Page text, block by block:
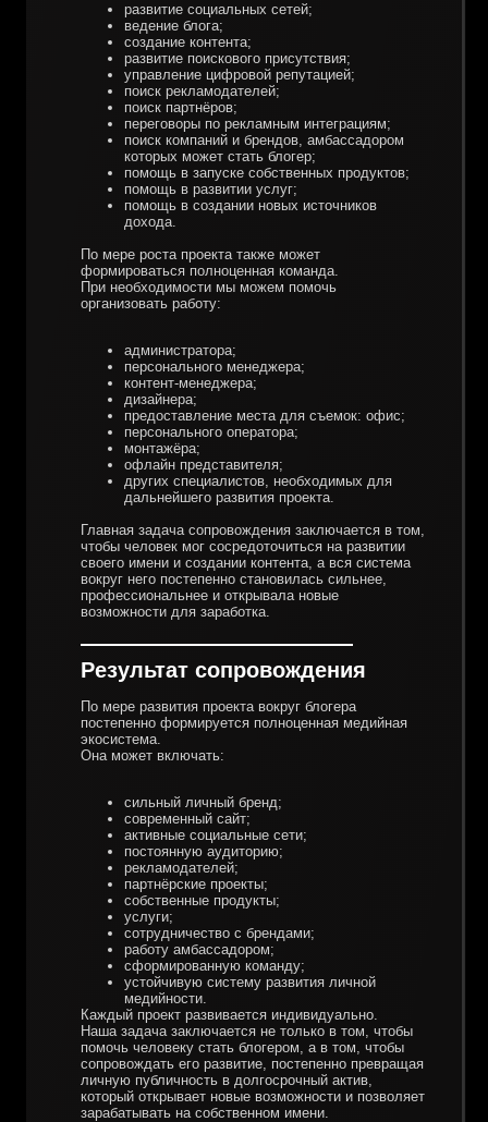
По мере развития проекта вокруг блогера
постепенно формируется полноценная медийная
экосистема.
Она может включать:
сильный личный бренд;
современный сайт;
активные социальные сети;
постоянную аудиторию;
рекламодателей;
партнёрские проекты;
собственные продукты;
услуги;
сотрудничество с брендами;
работу амбассадором;
сформированную команду;
устойчивую систему развития личной
медийности.
Каждый проект развивается индивидуально.
Наша задача заключается не только в том, чтобы
помочь человеку стать блогером, а в том, чтобы
сопровождать его развитие, постепенно превращая
личную публичность в долгосрочный актив,
который открывает новые возможности и позволяет
зарабатывать на собственном имени.
развитие социальных сетей;
ведение блога;
создание контента;
развитие поискового присутствия;
управление цифровой репутацией;
поиск рекламодателей;
поиск партнёров;
переговоры по рекламным интеграциям;
поиск компаний и брендов, амбассадором
которых может стать блогер;
помощь в запуске собственных продуктов;
помощь в развитии услуг;
помощь в создании новых источников
дохода.
По мере роста проекта также может
формироваться полноценная команда.
При необходимости мы можем помочь
организовать работу:
администратора;
персонального менеджера;
контент-менеджера;
дизайнера;
предоставление места для съемок: офис;
персонального оператора;
монтажёра;
офлайн представителя;
других специалистов, необходимых для
дальнейшего развития проекта.
Главная задача сопровождения заключается в том,
чтобы человек мог сосредоточиться на развитии
своего имени и создании контента, а вся система
вокруг него постепенно становилась сильнее,
профессиональнее и открывала новые
возможности для заработка.
Результат сопровождения